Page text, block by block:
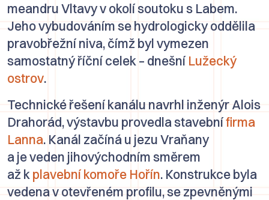
meandru Vltavy v okolí soutoku s Labem.
Jeho vybudováním se hydrologicky oddělila
pravobřežní niva, čímž byl vymezen
samostatný říční celek – dnešníLužecký
ostrov.
Technické řešení kanálu navrhl inženýrAlois
Drahorád, výstavbu provedla stavebnífirma
Lanna. Kanál začíná u jezu Vraňany
a je veden jihovýchodním směrem
až k plavební komoře Hořín. Konstrukce byla
vedena v otevřeném profilu, se zpevněnými